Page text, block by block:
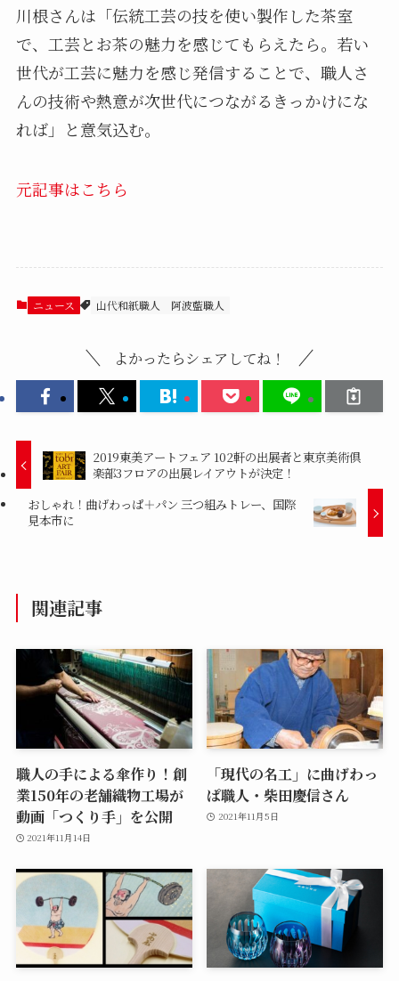
川根さんは「伝統工芸の技を使い製作した茶室
で、工芸とお茶の魅力を感じてもらえたら。若い
世代が工芸に魅力を感じ発信することで、職人さ
んの技術や熱意が次世代につながるきっかけにな
れば」と意気込む。
元記事はこちら
ニュース 山代和紙職人 阿波藍職人
よかったらシェアしてね！
2019東美アートフェア 102軒の出展者と東京美術倶
楽部3フロアの出展レイアウトが決定！
おしゃれ！曲げわっぱ＋パン 三つ組みトレー、国際
見本市に
関連記事
職人の手による傘作り！創
業150年の老舗織物工場が
動画「つくり手」を公開
2021年11月14日
「現代の名工」に曲げわっ
ぱ職人・柴田慶信さん
2021年11月5日